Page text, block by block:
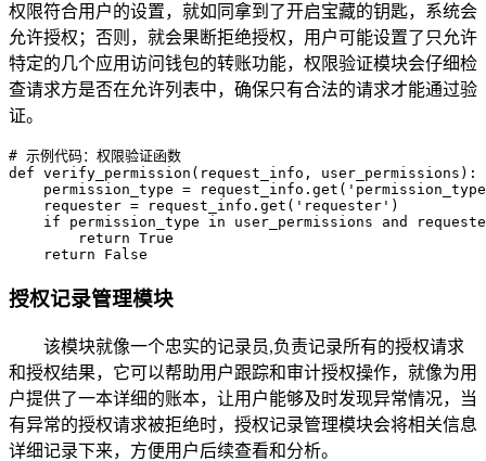
权限符合用户的设置，就如同拿到了开启宝藏的钥匙，系统会
允许授权；否则，就会果断拒绝授权，用户可能设置了只允许
特定的几个应用访问钱包的转账功能，权限验证模块会仔细检
查请求方是否在允许列表中，确保只有合法的请求才能通过验
证。
# 示例代码：权限验证函数
def verify_permission(request_info, user_permissions):
permission_type =
    requester = request_info.get('requester')
if permission_type in user_permissions and
        return True
    return False
授权记录管理模块
该模块就像一个忠实的记录员,负责记录所有的授权请求
和授权结果，它可以帮助用户跟踪和审计授权操作，就像为用
户提供了一本详细的账本，让用户能够及时发现异常情况，当
有异常的授权请求被拒绝时，授权记录管理模块会将相关信息
详细记录下来，方便用户后续查看和分析。